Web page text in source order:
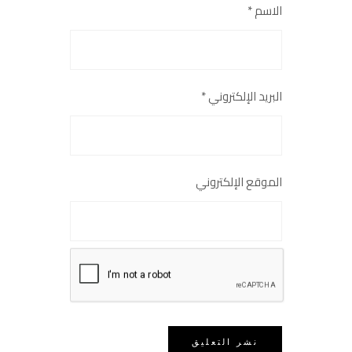
الاسم*
البريد الإلكتروني*
الموقع الإلكتروني
احفظ اسمي وبريدي وموقعي في هذا
المتصفح للمرة القادمة التي أعلّق فيها.